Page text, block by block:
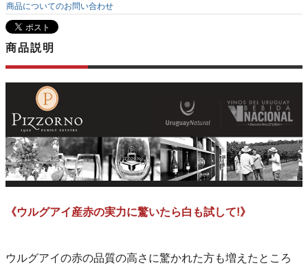
商品についてのお問い合わせ
商品説明
《ウルグアイ産赤の実力に驚いたら白も試して!》
ウルグアイの赤の品質の高さに驚かれた方も増えたところ